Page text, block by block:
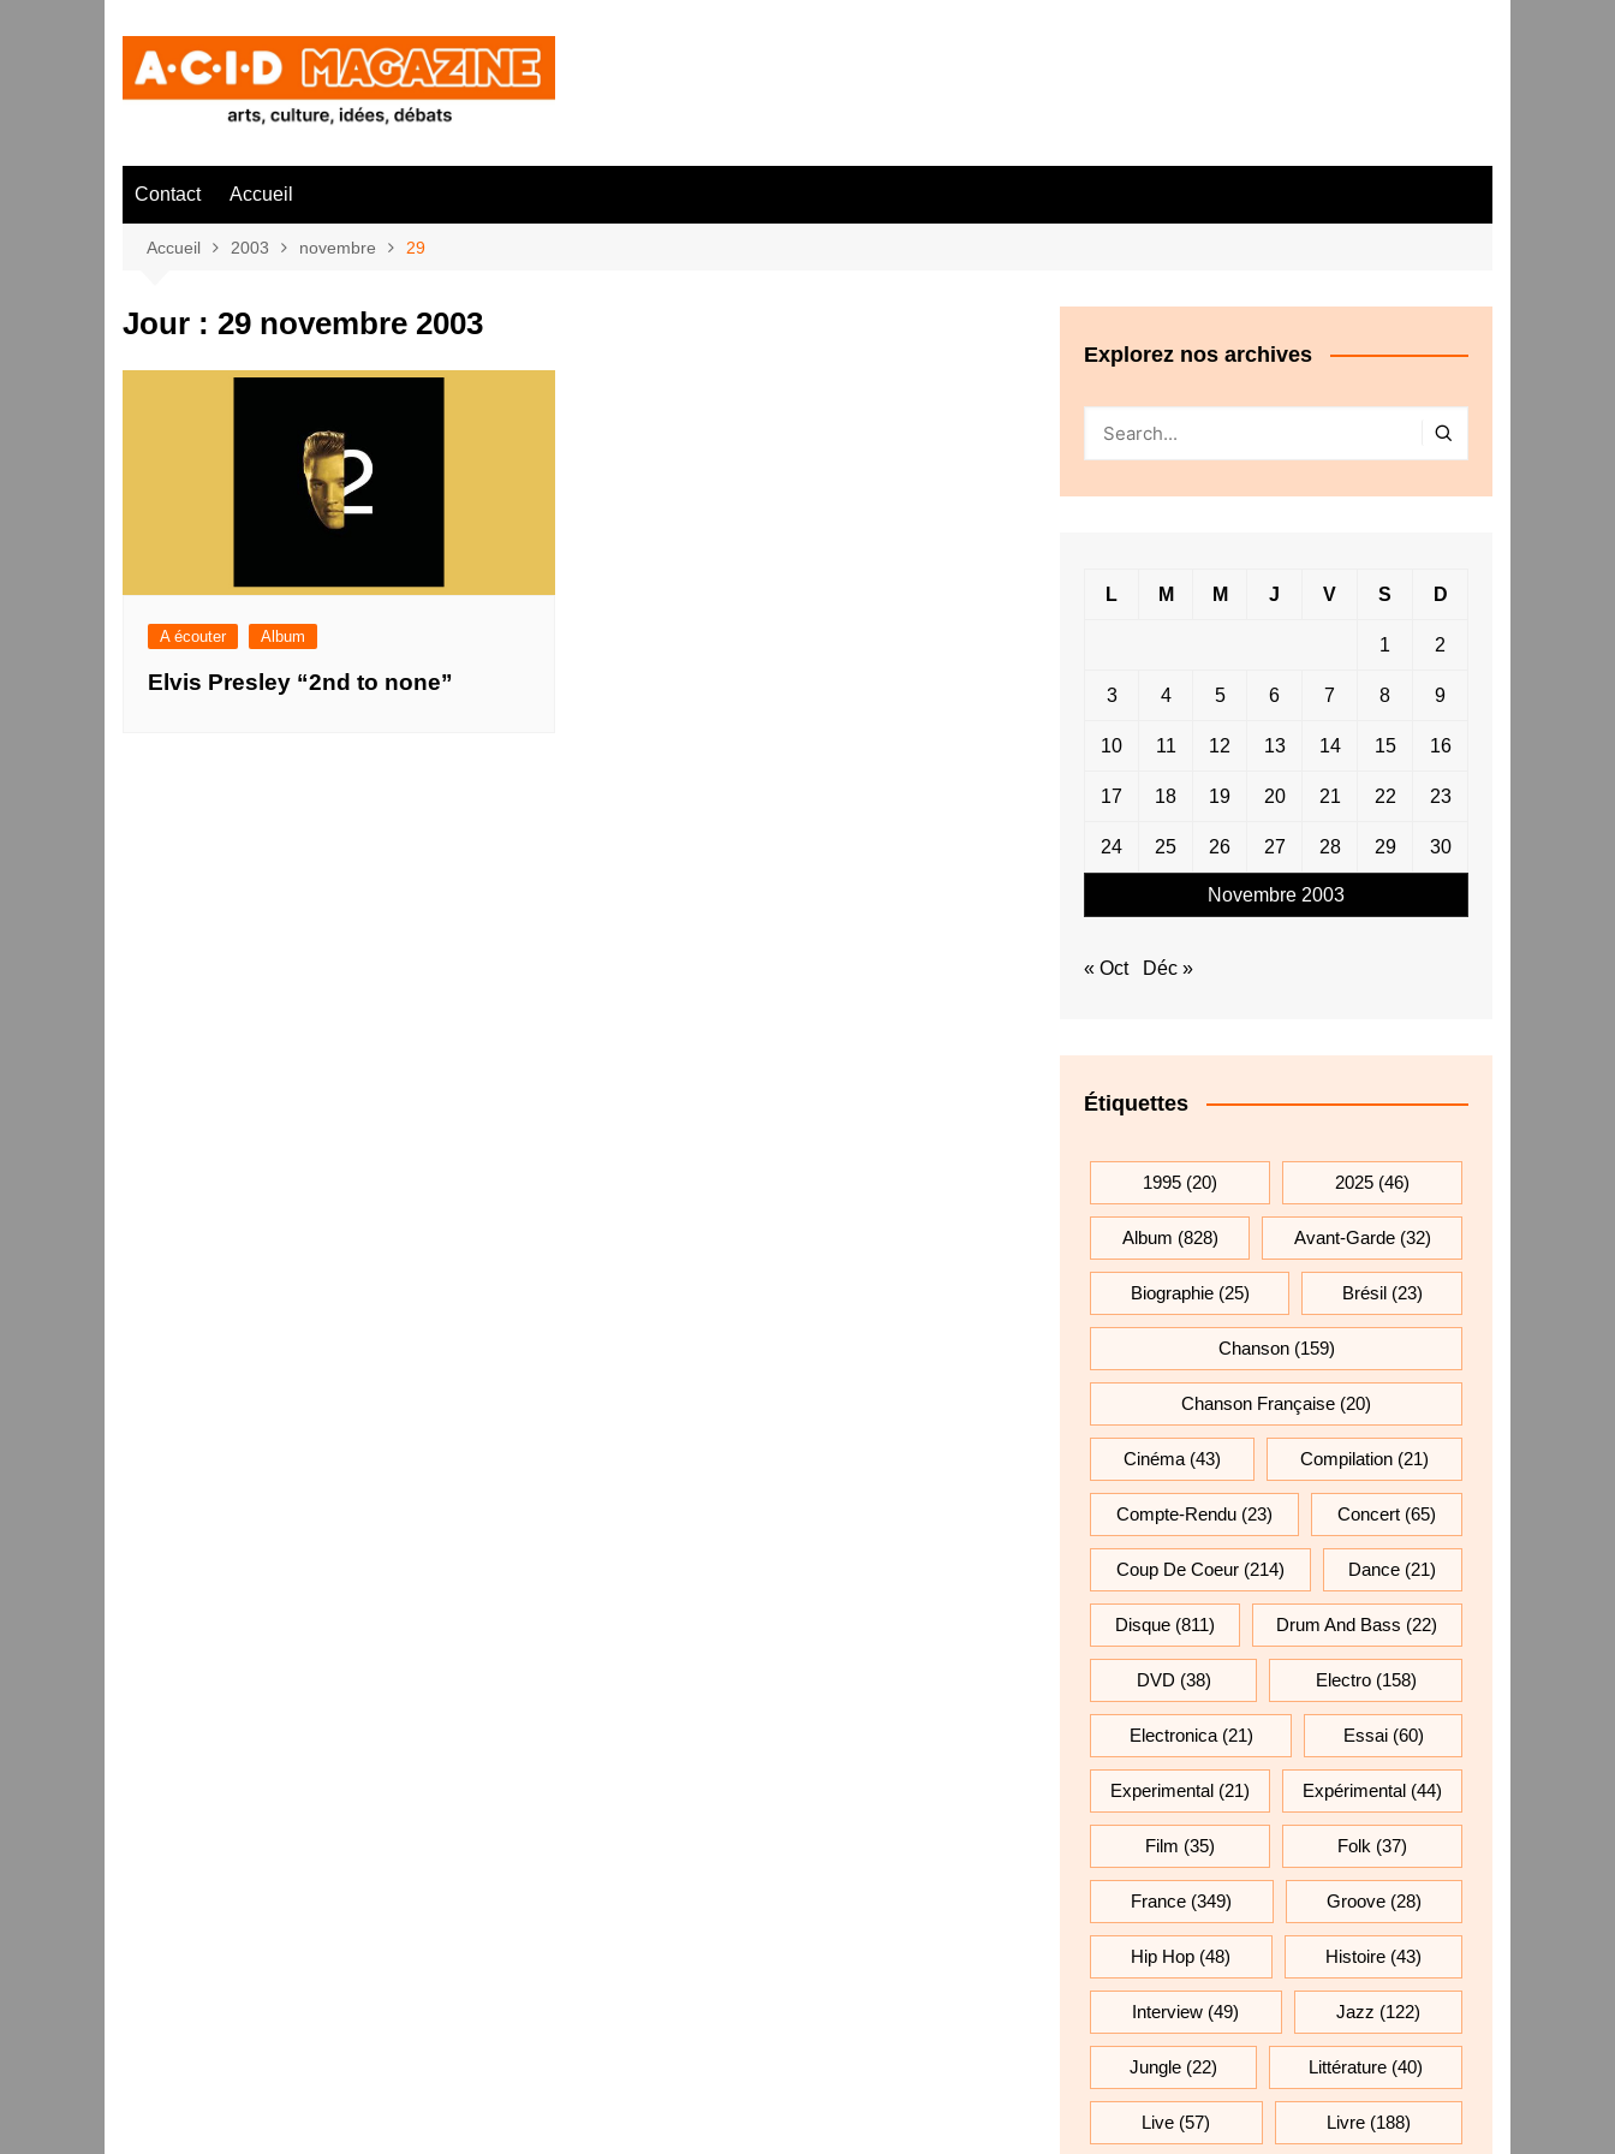
Contact Accueil
Accueil 2003 novembre 29
Jour : 29 novembre 2003
A écouter Album
Elvis Presley “2nd to none”
Explorez nos archives
Novembre 2003
L M M J V S D
1 2
3 4 5 6 7 8 9
10 11 12 13 14 15 16
17 18 19 20 21 22 23
24 25 26 27 28 29 30
« Oct Déc »
Étiquettes
1995 (20) 2025 (46)
Album (828) Avant-Garde(32)
Biographie(25) Brésil(23)
Chanson(159)
Chanson Française (20)
Cinéma (43) Compilation (21)
Compte-Rendu (23) Concert (65)
Coup De Coeur(214) Dance (21)
Disque(811) Drum And Bass (22)
DVD (38) Electro(158)
Electronica(21) Essai(60)
Experimental (21) Expérimental (44)
Film (35) Folk (37)
France (349) Groove(28)
Hip Hop (48) Histoire(43)
Interview (49) Jazz (122)
Jungle (22) Littérature (40)
Live (57) Livre(188)